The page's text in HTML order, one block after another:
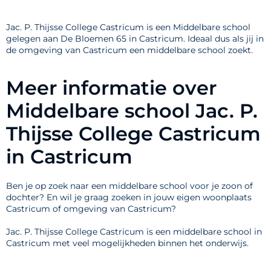
Jac. P. Thijsse College Castricum is een Middelbare school
gelegen aan De Bloemen 65 in Castricum. Ideaal dus als jij in
de omgeving van Castricum een middelbare school zoekt.
Meer informatie over
Middelbare school Jac. P.
Thijsse College Castricum
in Castricum
Ben je op zoek naar een middelbare school voor je zoon of
dochter? En wil je graag zoeken in jouw eigen woonplaats
Castricum of omgeving van Castricum?
Jac. P. Thijsse College Castricum is een middelbare school in
Castricum met veel mogelijkheden binnen het onderwijs.